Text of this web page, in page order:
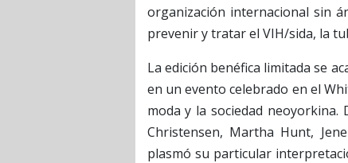
organización internacional sin
prevenir y tratar el VIH/sida, la
La edición benéfica limitada se
en un evento celebrado en el
moda y la sociedad neoyorkina.
Christensen, Martha Hunt,
plasmó su particular